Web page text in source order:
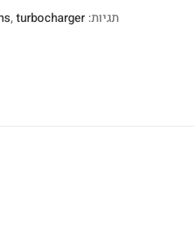
תגיות:
,turbocharger